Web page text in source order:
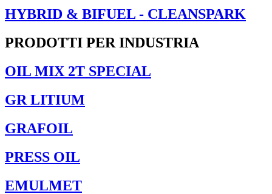
HYBRID & BIFUEL - CLEANSPARK
PRODOTTI PER INDUSTRIA
OIL MIX 2T SPECIAL
GR LITIUM
GRAFOIL
PRESS OIL
EMULMET